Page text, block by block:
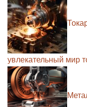
увлекательный мир